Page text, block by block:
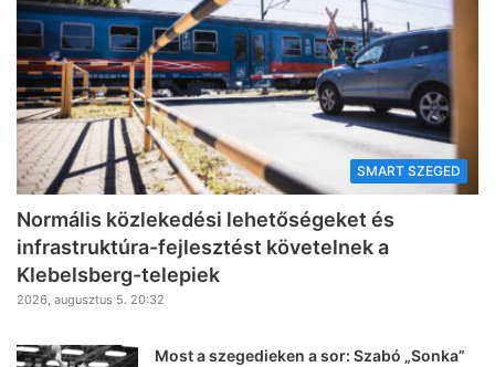
SMART SZEGED
Normális közlekedési lehetőségeket és
infrastruktúra-fejlesztést követelnek a
Klebelsberg-telepiek
2026, augusztus 5. 20:32
Most a szegedieken a sor: Szabó „Sonka”